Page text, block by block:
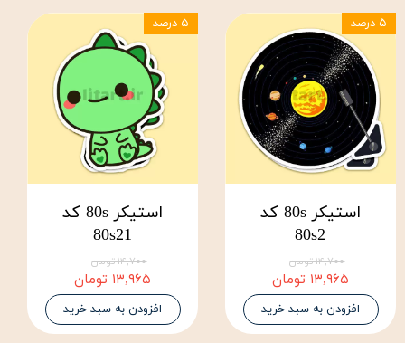
استیکر 80s کد
80s2
۱۴,۷۰۰ تومان
۱۳,۹۶۵ تومان
افزودن به سبد خرید
۵ درصد
استیکر 80s کد
80s21
۱۴,۷۰۰ تومان
۱۳,۹۶۵ تومان
افزودن به سبد خرید
۵ درصد